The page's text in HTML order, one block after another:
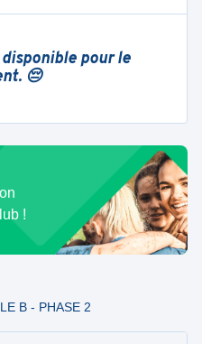
pour le
😔
!
B - PHASE 2